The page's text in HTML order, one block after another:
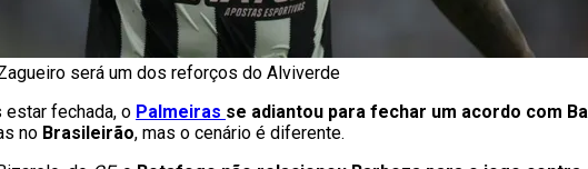
será um dos reforços do Alviverde
estar fechada, o Palmeiras se adiantou para fechar um acordo com
no Brasileirão, mas o cenário é diferente.